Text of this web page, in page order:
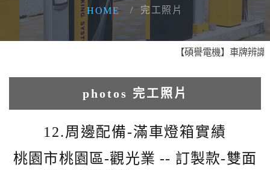
HOME 完工照片
【碩譽電機】車牌辨識
photos 完工照片
1.人臉辨識系統實績
2.電動柵欄機系列實績
12.周邊配備-滿車燈箱實績
桃園市桃園區-觀光業 -- 訂製款-雙面